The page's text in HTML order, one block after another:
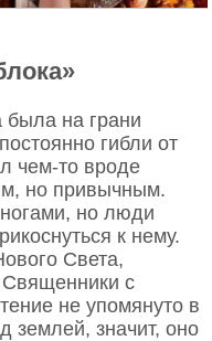
была на грани
гибли от
чем-то вроде
но привычным.
но люди
к нему.
Света,
с
не упомянуто в
землей, значит, оно